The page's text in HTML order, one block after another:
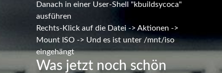
Danach in einer User-Shell "kbuildsycoca"
ausführen
Rechts-Klick auf die Datei -> Aktionen ->
Mount ISO -> Und es ist unter /mnt/iso
eingehängt
Was jetzt noch schön